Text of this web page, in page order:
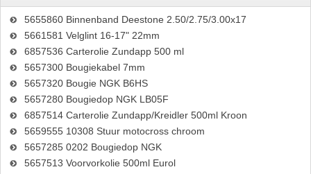
5655860 Binnenband Deestone 2.50/2.75/3.00x17
5661581 Velglint 16-17" 22mm
6857536 Carterolie Zundapp 500 ml
5657300 Bougiekabel 7mm
5657320 Bougie NGK B6HS
5657280 Bougiedop NGK LB05F
6857514 Carterolie Zundapp/Kreidler 500ml Kroon
5659555 10308 Stuur motocross chroom
5657285 0202 Bougiedop NGK
5657513 Voorvorkolie 500ml Eurol